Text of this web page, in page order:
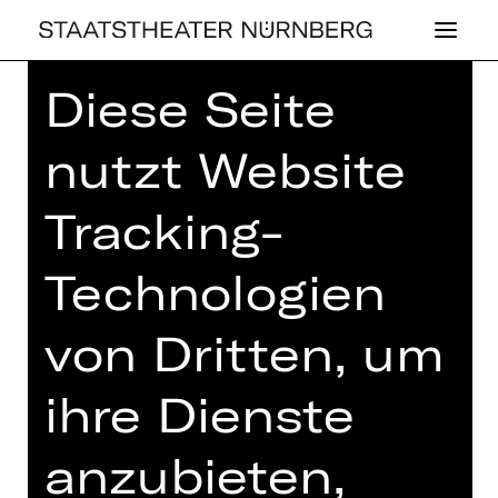
Home>Haus >Künstler*innen
Bryan Register
OPER
BRYAN RE­GIS­TER
Diese Seite
nutzt Website
Tracking-
Technologien
von Dritten, um
ihre Dienste
anzubieten,